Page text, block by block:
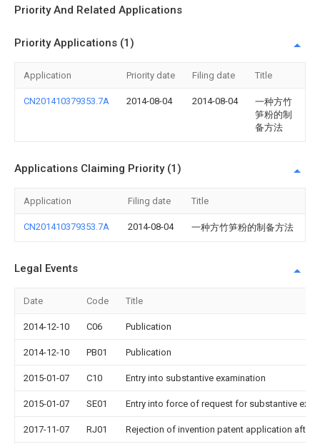
Priority And Related Applications
Priority Applications (1)
Application Priority date Filing date Title
CN201410379353.7A 2014-08-04 2014-08-04
一种方竹
笋粉的制
备方法
Applications Claiming Priority (1)
Application Filing date Title
CN201410379353.7A 2014-08-04 一种方竹笋粉的制备方法
Legal Events
Date Code Title
2014-12-10 C06 Publication
2014-12-10 PB01 Publication
2015-01-07 C10 Entry into substantive examination
2015-01-07 SE01 Entry into force of request for substantive
2017-11-07 RJ01 Rejection of invention patent application after